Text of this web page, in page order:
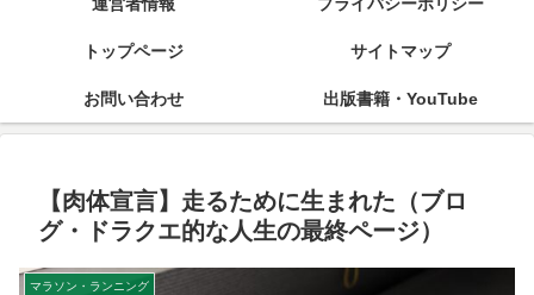
運営者情報 プライバシーポリシー
トップページ サイトマップ
お問い合わせ 出版書籍・YouTube
【肉体宣言】走るために生まれた（ブロ
グ・ドラクエ的な人生の最終ページ）
マラソン・ランニング